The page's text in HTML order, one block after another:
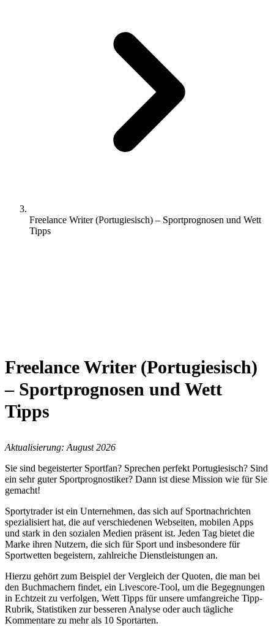
Freelance Writer (Portugiesisch) – Sportprognosen und Wett
Tipps
Freelance Writer (Portugiesisch)
– Sportprognosen und Wett
Tipps
Aktualisierung: August 2026
Sie sind begeisterter Sportfan? Sprechen perfekt Portugiesisch? Sind
ein sehr guter Sportprognostiker? Dann ist diese Mission wie für Sie
gemacht!
Sportytrader ist ein Unternehmen, das sich auf Sportnachrichten
spezialisiert hat, die auf verschiedenen Webseiten, mobilen Apps
und stark in den sozialen Medien präsent ist. Jeden Tag bietet die
Marke ihren Nutzern, die sich für Sport und insbesondere für
Sportwetten begeistern, zahlreiche Dienstleistungen an.
Hierzu gehört zum Beispiel der Vergleich der Quoten, die man bei
den Buchmachern findet, ein Livescore-Tool, um die Begegnungen
in Echtzeit zu verfolgen, Wett Tipps für unsere umfangreiche Tipp-
Rubrik, Statistiken zur besseren Analyse oder auch tägliche
Kommentare zu mehr als 10 Sportarten.